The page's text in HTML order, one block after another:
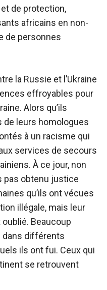
de protection,
africains en non-
de personnes
la Russie et l’Ukraine
effroyables pour
Alors qu’ils
de leurs homologues
à un racisme qui
services de secours
À ce jour, non
pas obtenu justice
qu’ils ont vécues
illégale, mais leur
Beaucoup
dans différents
ils ont fui. Ceux qui
se retrouvent